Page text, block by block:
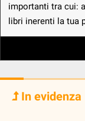
importanti tra cui:
libri inerenti la tua
In evidenza